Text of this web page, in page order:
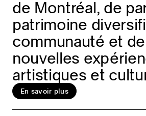
de Montréal, de
patrimoine
communauté et
nouvelles
artistiques et
En savoir plus